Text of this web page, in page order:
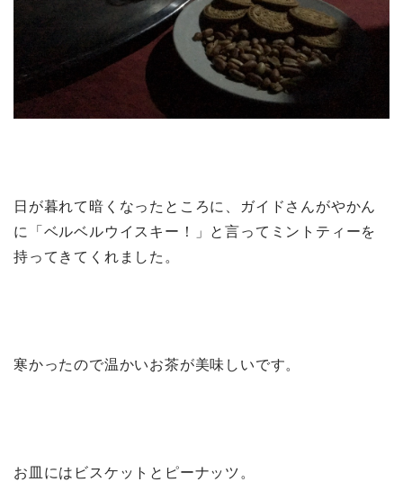
日が暮れて暗くなったところに、ガイドさんがやかん
に「ベルベルウイスキー！」と言ってミントティーを
持ってきてくれました。
寒かったので温かいお茶が美味しいです。
お皿にはビスケットとピーナッツ。